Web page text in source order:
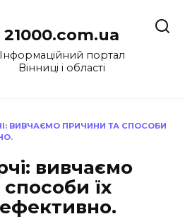
21000.com.ua
Інформаційний портал
Вінниці і області
ВИВЧАЄМО ПРИЧИНИ ТА СПОСОБИ
вивчаємо
їх